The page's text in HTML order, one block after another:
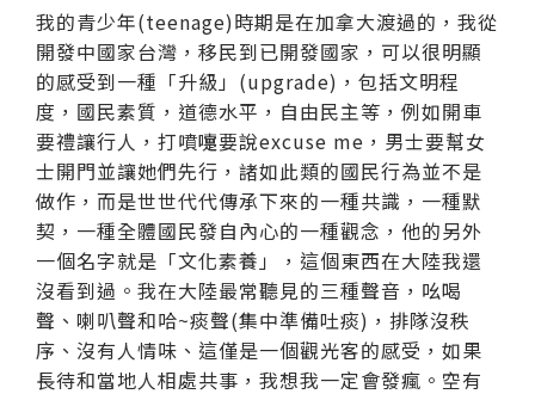
我的青少年(teenage)時期是在加拿大渡過的，我從
開發中國家台灣，移民到已開發國家，可以很明顯
的感受到一種「升級」(upgrade)，包括文明程
度，國民素質，道德水平，自由民主等，例如開車
要禮讓行人，打噴嚏要說excuse me，男士要幫女
士開門並讓她們先行，諸如此類的國民行為並不是
做作，而是世世代代傳承下來的一種共識，一種默
契，一種全體國民發自內心的一種觀念，他的另外
一個名字就是「文化素養」，這個東西在大陸我還
沒看到過。我在大陸最常聽見的三種聲音，吆喝
聲、喇叭聲和哈~痰聲(集中準備吐痰)，排隊沒秩
序、沒有人情味、這僅是一個觀光客的感受，如果
長待和當地人相處共事，我想我一定會發瘋。空有